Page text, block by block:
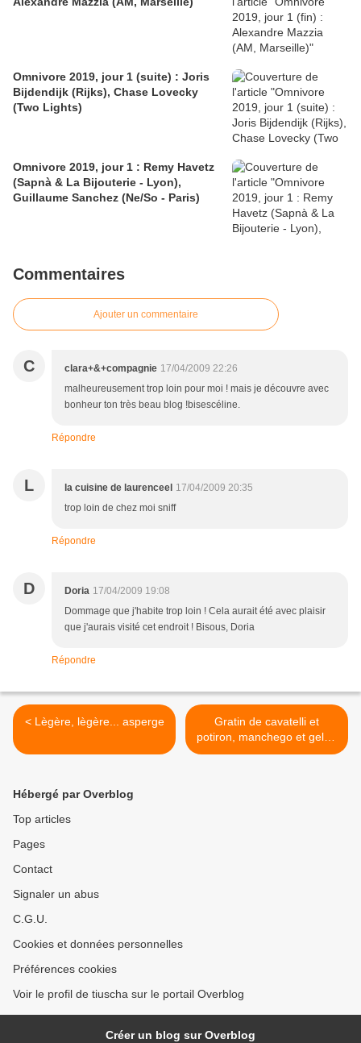
Omnivore 2019, jour 1 (suite) : Joris
Bijdendijk (Rijks), Chase Lovecky
(Two Lights)
Omnivore 2019, jour 1 : Remy Havetz
(Sapnà & La Bijouterie - Lyon),
Guillaume Sanchez (Ne/So - Paris)
Commentaires
Ajouter un commentaire
C clara+&+compagnie 17/04/2009 22:26
malheureusement trop loin pour moi ! mais je découvre avec
bonheur ton très beau blog !bisescéline.
Répondre
L la cuisine de laurenceel 17/04/2009 20:35
trop loin de chez moi sniff
Répondre
D Doria 17/04/2009 19:08
Dommage que j'habite trop loin ! Cela aurait été avec plaisir
que j'aurais visité cet endroit ! Bisous, Doria
Répondre
< Lègère, lègère... asperge
Gratin de cavatelli et
potiron, manchego et gelée
poivron/piment >
Hébergé par Overblog
Top articles
Pages
Contact
Signaler un abus
C.G.U.
Cookies et données personnelles
Préférences cookies
Voir le profil de tiuscha sur le portail Overblog
Créer un blog sur Overblog